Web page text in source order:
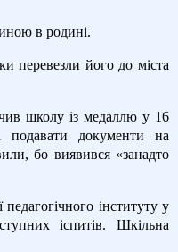
в родині.
перевезли його до міста
школу із медаллю у 16
подавати документи на
бо виявився «занадто
педагогічного інституту у
іспитів. Шкільна